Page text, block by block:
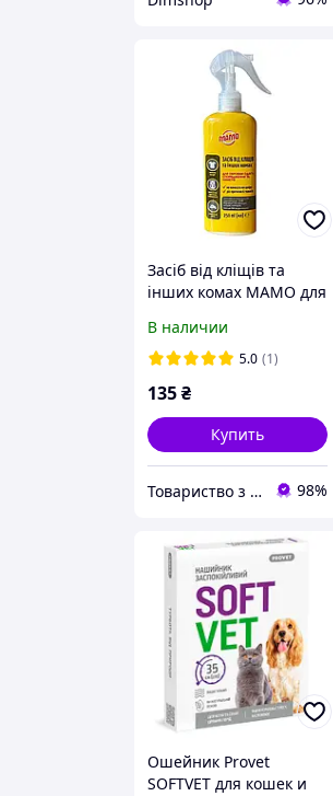
Засіб від кліщів та
інших комах МАМО для
спорядження та
наметів, 250 мл
В наличии
5.0 (1)
135₴
Купить
Товариство з обмеженою відповідальністю виробничо-комерційна фірма "Гріг ЛТД" 98%
Ошейник Provet
SOFTVET для кошек и